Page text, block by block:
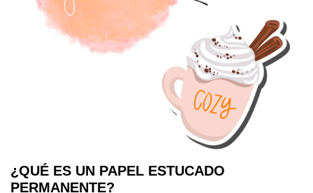
¿QUÉ ES UN PAPEL ESTUCADO
PERMANENTE?